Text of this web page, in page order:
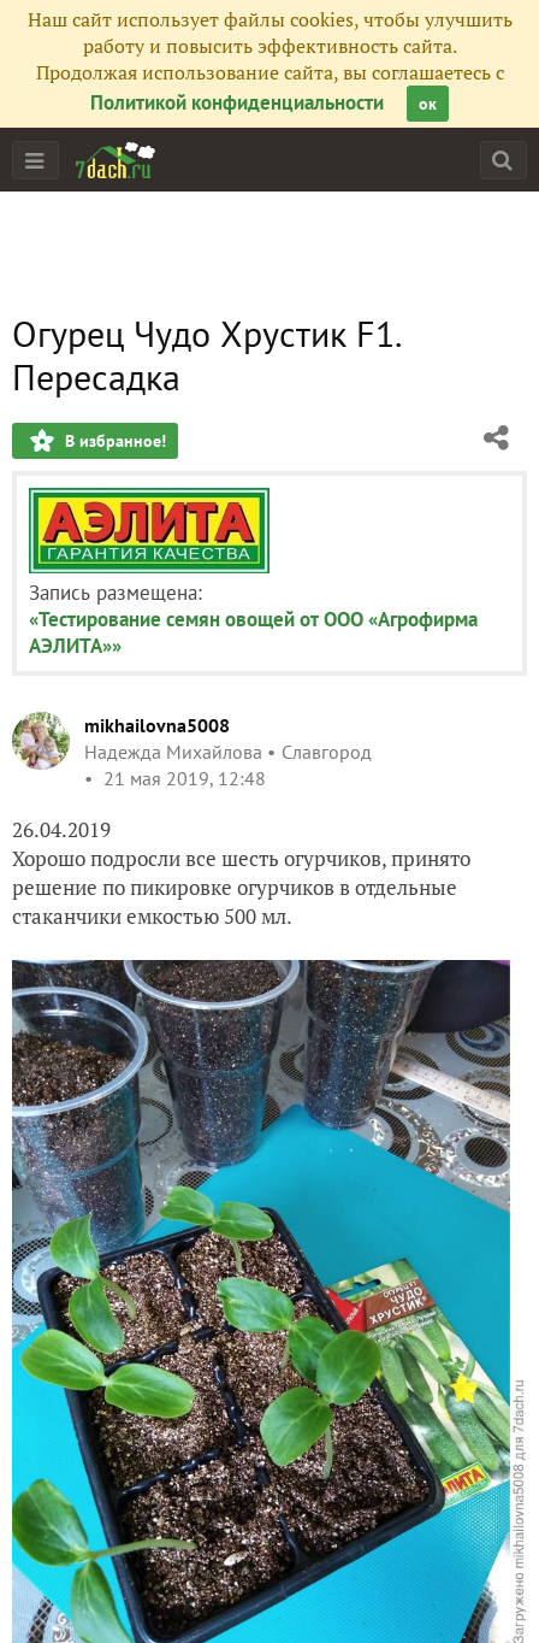
Наш сайт использует файлы cookies, чтобы улучшить
работу и повысить эффективность сайта.
Продолжая использование сайта, вы соглашаетесь с
Политикой конфиденциальности
ок
Огурец Чудо Хрустик F1.
Пересадка
В избранное!
Запись размещена:
«Тестирование семян овощей от ООО «Агрофирма
АЭЛИТА»»
mikhailovna5008
Надежда Михайлова
Славгород
21 мая 2019, 12:48
26.04.2019
Хорошо подросли все шесть огурчиков,принято
решение по пикировке огурчиковв отдельные
стаканчикиемкостью 500 мл.